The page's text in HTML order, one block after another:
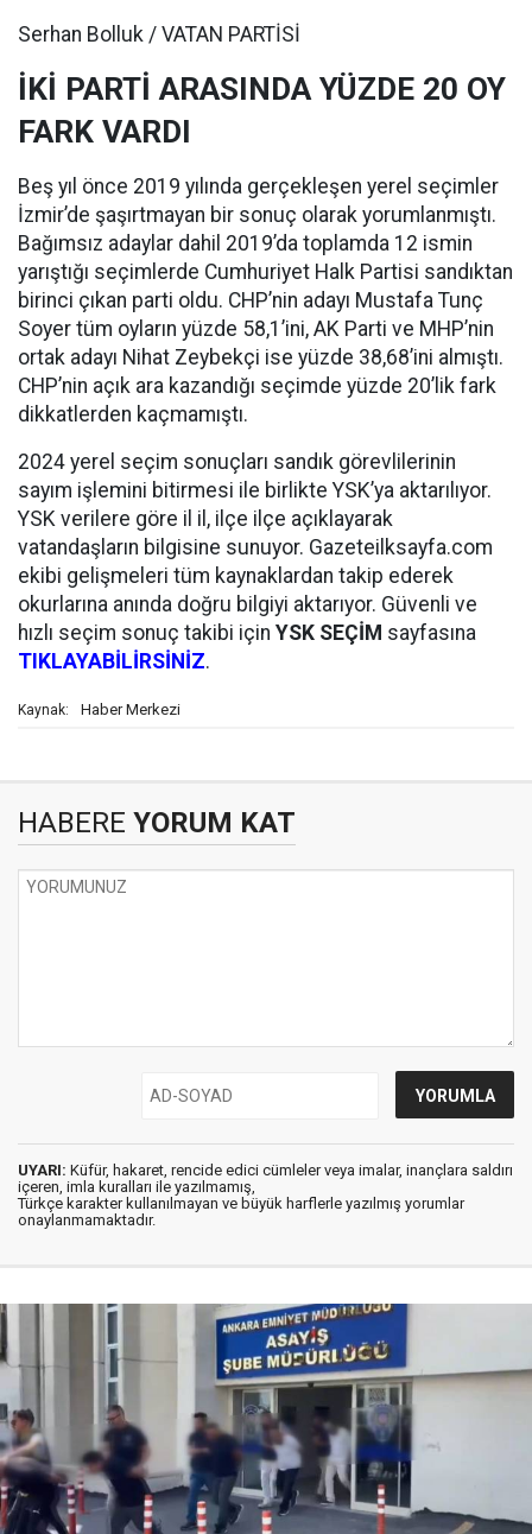
Serhan Bolluk / VATAN PARTİSİ
İKİ PARTİ ARASINDA YÜZDE 20 OY
FARK VARDI
Beş yıl önce 2019 yılında gerçekleşen yerel seçimler
İzmir’de şaşırtmayan bir sonuç olarak yorumlanmıştı.
Bağımsız adaylar dahil 2019’da toplamda 12 ismin
yarıştığı seçimlerde Cumhuriyet Halk Partisi sandıktan
birinci çıkan parti oldu. CHP’nin adayı Mustafa Tunç
Soyer tüm oyların yüzde 58,1’ini, AK Parti ve MHP’nin
ortak adayı Nihat Zeybekçi ise yüzde 38,68’ini almıştı.
CHP’nin açık ara kazandığı seçimde yüzde 20’lik fark
dikkatlerden kaçmamıştı.
2024 yerel seçim sonuçları sandık görevlilerinin
sayım işlemini bitirmesi ile birlikte YSK’ya aktarılıyor.
YSK verilere göre il il, ilçe ilçe açıklayarak
vatandaşların bilgisine sunuyor. Gazeteilksayfa.com
ekibi gelişmeleri tüm kaynaklardan takip ederek
okurlarına anında doğru bilgiyi aktarıyor. Güvenli ve
hızlı seçim sonuç takibi için YSK SEÇİM sayfasına
TIKLAYABİLİRSİNİZ.
Kaynak: Haber Merkezi
HABERE YORUM KAT
UYARI: Küfür, hakaret, rencide edici cümleler veya imalar, inançlara saldırı
içeren, imla kuralları ile yazılmamış,
Türkçe karakter kullanılmayan ve büyük harflerle yazılmış yorumlar
onaylanmamaktadır.